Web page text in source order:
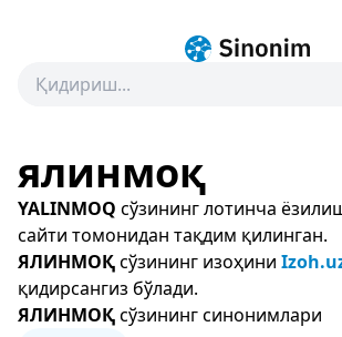
ялинмоқ
YALINMOQ сўзининг лотинча
сайти томонидан тақдим қилинган.
ЯЛИНМОҚсўзининг изоҳини
қидирсангиз бўлади.
ЯЛИНМОҚсўзининг синонимлари